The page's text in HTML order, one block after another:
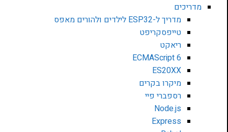
מדריכים
מדריך ל-ESP32 לילדים ולהורים מאפס
טייפסקריפט
ריאקט
ECMAScript 6
ES20XX
מיקרו בקרים
רספברי פיי
Node.js
Express